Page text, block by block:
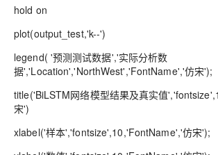
hold on
plot(output_test,'k--')
legend( '预测测试数据','实际分析数
据','Location','NorthWest','FontName','仿宋');
title('BiLSTM网络模型结果及真实值
宋')
xlabel('样本','fontsize',10,'FontName','仿宋');